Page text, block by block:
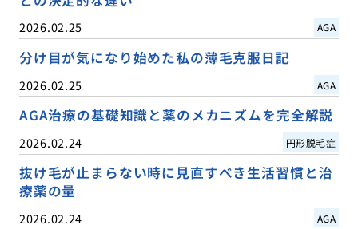
2026.02.25 AGA
分け目が気になり始めた私の薄毛克服日記
2026.02.25 AGA
AGA治療の基礎知識と薬のメカニズムを完全解説
2026.02.24 円形脱毛症
抜け毛が止まらない時に見直すべき生活習慣と治
療薬の量
2026.02.24 AGA